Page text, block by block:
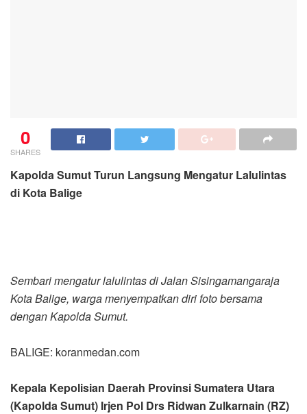
0
SHARES
Kapolda Sumut Turun Langsung Mengatur Lalulintas
di Kota Balige
Sembari mengatur lalulintas di Jalan Sisingamangaraja
Kota Balige, warga menyempatkan diri foto bersama
dengan Kapolda Sumut.
BALIGE: koranmedan.com
Kepala Kepolisian Daerah Provinsi Sumatera Utara
(Kapolda Sumut) Irjen Pol Drs Ridwan Zulkarnain (RZ)